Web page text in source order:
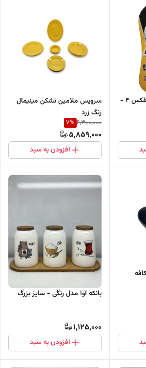
تیغ اصلاح مردانه بیک فلکس 4 -
سرویس ملامین نشکن مینیمال
رنگ زرد
6,300,000
7%
5,859,000
افزودن به سبد
سالاد خوری تریپل S22 کافه
بانکه آوا مدل رنگی - سایز بزرگ
1,125,000
افزودن به سبد